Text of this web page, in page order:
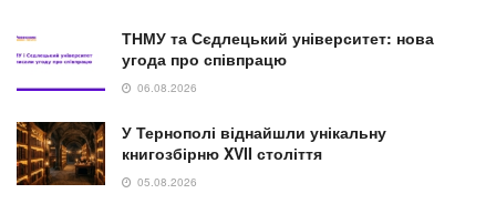
ТНМУ та Сєдлецький університет: нова
угода про співпрацю
06.08.2026
У Тернополі віднайшли унікальну
книгозбірню XVII століття
05.08.2026